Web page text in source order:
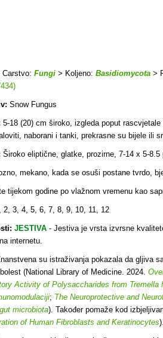
Carstvo: Fungi > Koljeno: Basidiomycota >
Snow Fungus
5-18 (20) cm široko, izgleda poput
naborani i tanki, prekrasne su bijele ili
Široko eliptične, glatke, prozirne, 7-14 x 5-8.5
mekano, kada se osuši postane tvrdo,
tijekom godine po vlažnom vremenu kao
2, 3, 4, 5, 6, 7, 8, 9, 10, 11, 12
JESTIVA - Jestiva je vrsta izvrsne
internetu.
su istraživanja pokazala da gljiva
(National Library of Medicine. 2024.
Activity of Polysaccharides from
; The Neuroprotective and
microbiota). Također pomaže kod
of Human Fibroblasts and Keratinocytes).